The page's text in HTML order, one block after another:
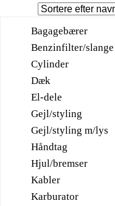
Bagagebærer
Benzinfilter/slange
Cylinder
Dæk
El-dele
Gejl/styling
Gejl/styling m/lys
Håndtag
Hjul/bremser
Kabler
Karburator